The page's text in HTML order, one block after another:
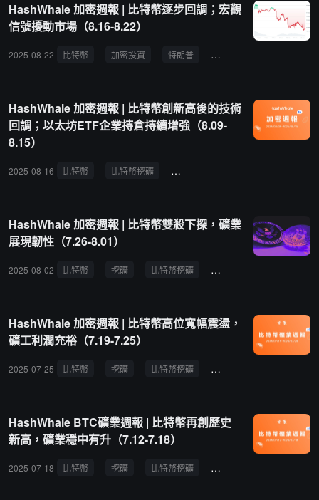
HashWhale 加密週報 | 比特幣逐步回調；宏觀
信號擾動市場（8.16-8.22）
2025-08-22 比特幣 加密投資 特朗普 挖礦
HashWhale 加密週報 | 比特幣創新高後的技術
回調；以太坊ETF企業持倉持續增強（8.09-
8.15）
2025-08-16 比特幣 比特幣挖礦 比特幣挖礦難度
HashWhale 加密週報 | 比特幣雙殺下探，礦業
展現韌性（7.26-8.01）
2025-08-02 比特幣 挖礦 比特幣挖礦 比特幣挖礦難度
HashWhale 加密週報 | 比特幣高位寬幅震盪，
礦工利潤充裕（7.19-7.25）
2025-07-25 比特幣 挖礦 比特幣挖礦 比特幣挖礦難度
HashWhale BTC礦業週報 | 比特幣再創歷史
新高，礦業穩中有升（7.12-7.18）
2025-07-18 比特幣 挖礦 比特幣挖礦 比特幣挖礦難度